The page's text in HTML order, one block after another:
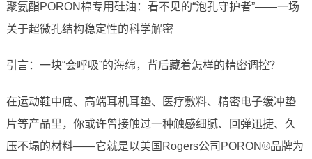
聚氨酯PORON棉专用硅油：看不见的“泡孔守护者”——一场
关于超微孔结构稳定性的科学解密
引言：一块“会呼吸”的海绵，背后藏着怎样的精密调控？
在运动鞋中底、高端耳机耳垫、医疗敷料、精密电子缓冲垫
片等产品里，你或许曾接触过一种触感细腻、回弹迅捷、久
压不塌的材料——它就是以美国Rogers公司PORON®品牌为